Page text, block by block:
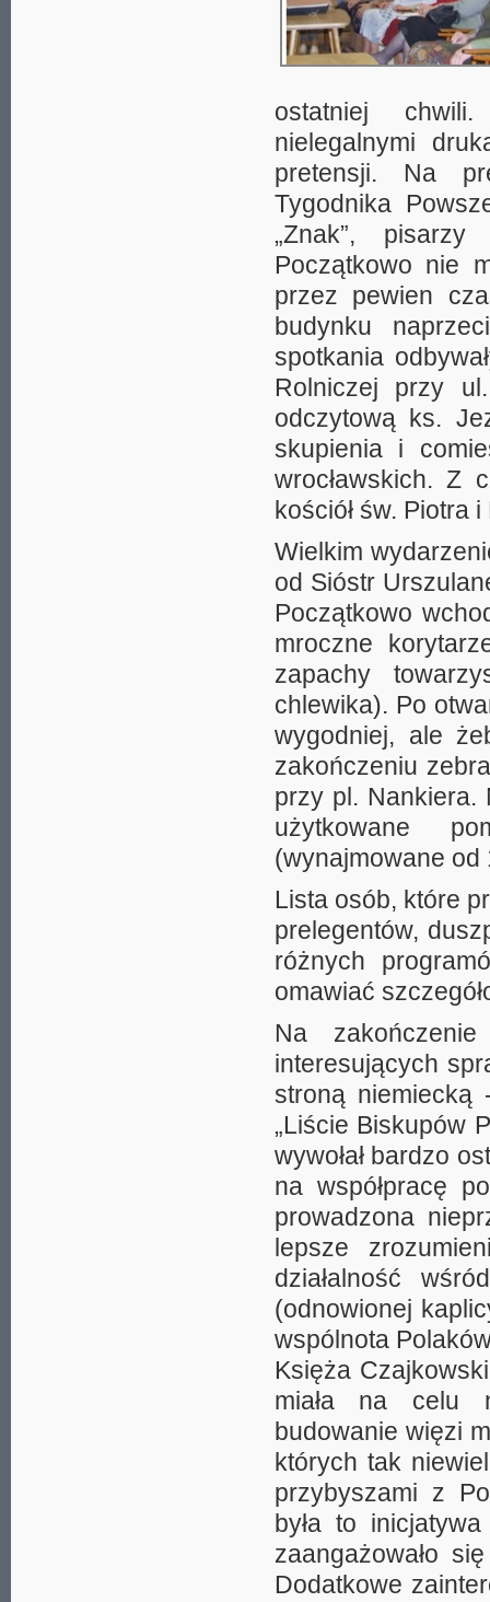
ostatniej
nielegalnymi
pretensji. Na
Tygodnika
„Znak”,
Początkowo nie
przez pewien
budynku
spotkania
Rolniczej przy
odczytową ks.
skupienia i
wrocławskich. Z
kościół św. Piotra i
Wielkim
od Sióstr
Początkowo
mroczne
zapachy
chlewika). Po
wygodniej, ale
zakończeniu
przy pl. Nankiera.
użytkowane
(wynajmowane od
Lista osób, które
prelegentów,
różnych
omawiać
Na
interesujących
stroną niemiecką
„Liście Biskupów
wywołał bardzo
na współpracę
prowadzona
lepsze
działalność
(odnowionej
wspólnota
Księża
miała na celu
budowanie więzi
których tak
przybyszami z
była to
zaangażowało
Dodatkowe